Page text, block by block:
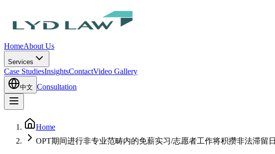
HomeAbout Us
Services
Case StudiesInsightsContactVideo Gallery
中文 Consultation
Home
OPT期间进行非专业范畴内的免薪实习/志愿者工作将积攒非法滞留日